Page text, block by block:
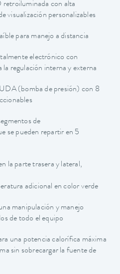
retroiluminada con alta
visualización personalizables
para manejo a distancia
electrónico con
regulación interna y externa
(bomba de presión) con 8
de
se pueden repartir en 5
la parte trasera y lateral,
adicional en color verde
manipulación y manejo
de todo el equipo
una potencia calorífica máxima
sin sobrecargar la fuente de